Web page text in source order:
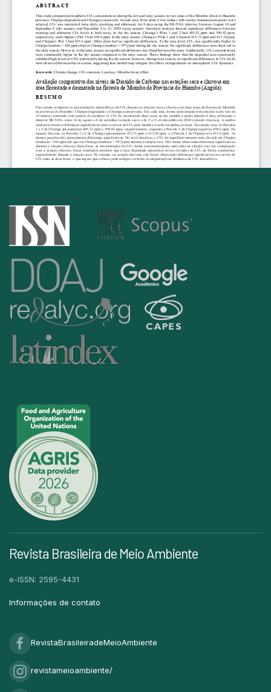
Revista Brasileira de Meio Ambiente
e-ISSN: 2595-4431
Informações de contato
RevistaBrasileiradeMeioAmbiente
revistameioambiente/